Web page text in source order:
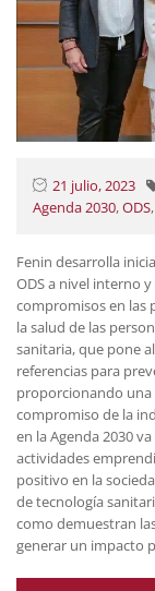
21 julio, 2023
Agenda 2030,ODS,
Fenin desarrolla
ODS a nivel interno
compromisos en las
la salud de las
sanitaria, que pone
referencias para
proporcionando una
compromiso de la
en la Agenda 2030
actividades
positivo en la
de tecnología
como demuestran
generar un impacto